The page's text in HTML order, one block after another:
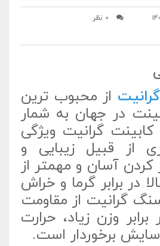
0 نظر
از محبوب ترین
در جهان به شمار
گرانیت ویژگی
از قبیل زیبایی و
کردن آسان و مهمتر از
در برابر گرما و خراش
گرانیت از مقاومت
وزن زیاد، حرارت
سایش برخوردار است.